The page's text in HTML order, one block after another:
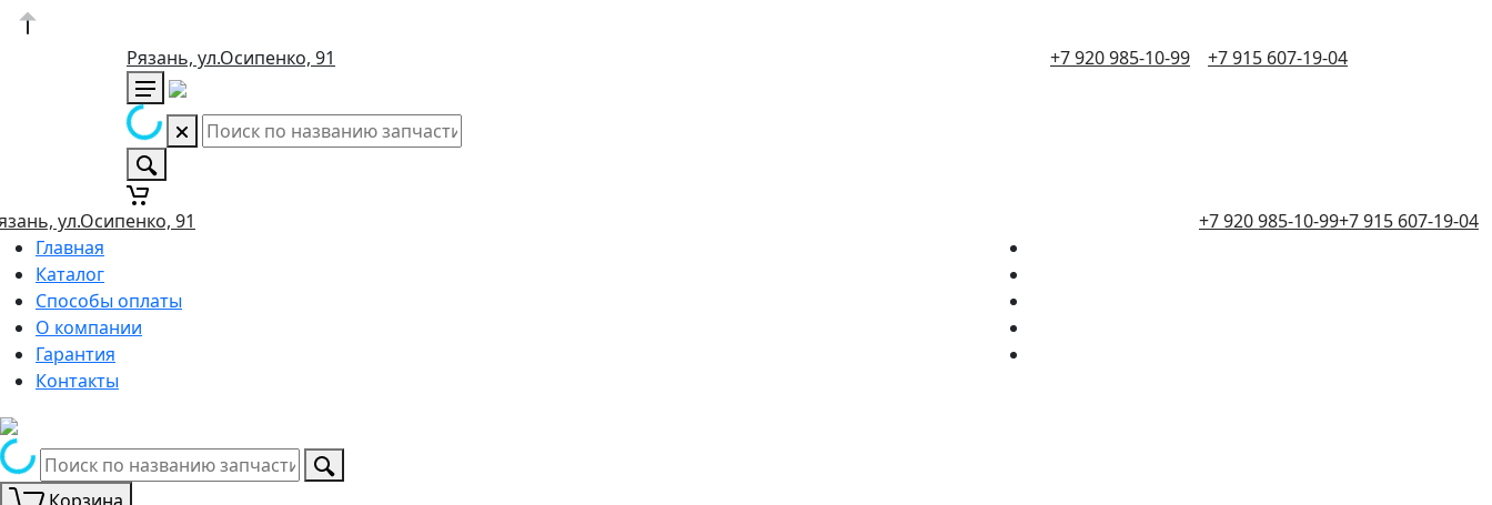
Рязань, ул.Осипенко, 91 +7 920 985-10-99 +7 915 607-19-04
ул.Осипенко, 91 +7 920 985-10-99+7 915 607-19-04
Главная
Каталог
Способы оплаты
О компании
Гарантия
Контакты